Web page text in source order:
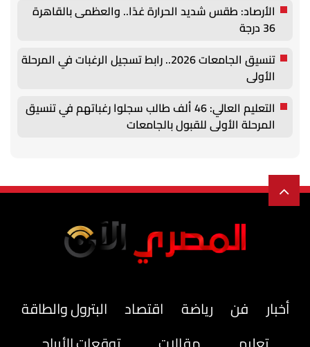
الأرصاد: طقس شديد الحرارة غدًا.. والعظمى بالقاهرة
36 درجة
تنسيق الجامعات 2026.. رابط تسجيل الرغبات في المرحلة
الأولى
التعليم العالي: 46 ألف طالب سجلوا رغباتهم في تنسيق
المرحلة الأولى للقبول بالجامعات
أخبار فن رياضة اقتصاد
البترول والطاقة